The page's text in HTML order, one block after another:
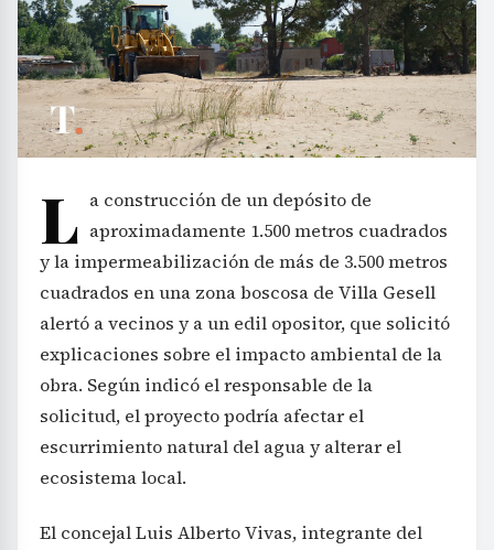
L a construcción de un depósito de
aproximadamente 1.500 metros cuadrados
y la impermeabilización de más de 3.500 metros
cuadrados en una zona boscosa de Villa Gesell
alertó a vecinos y a un edil opositor, que solicitó
explicaciones sobre el impacto ambiental de la
obra. Según indicó el responsable de la
solicitud, el proyecto podría afectar el
escurrimiento natural del agua y alterar el
ecosistema local.
El concejal Luis Alberto Vivas, integrante del